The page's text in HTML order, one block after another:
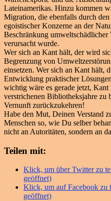
Lateinamerikas. Hinzu kommen
Migration, die ebenfalls durch
egoistischer Konzerne an der
Beschränkung
verursacht wurde.
Wer sich an Kant hält, der wird
Begrenzung von
einsetzen. Wer sich an Kant hält,
Entwicklung praktischer
wichtig wäre es gerade jetzt, Kant
verstrichenen Bibliotheksjahre zu
Vernunft zurückzukehren!
Habe den Mut, Deinen Verstand
Menschen so, wie Du selber
nicht an Autoritäten, sondern an
Teilen mit:
Klick, um über Twitter zu
geöffnet)
Klick, um auf Facebook zu
geöffnet)